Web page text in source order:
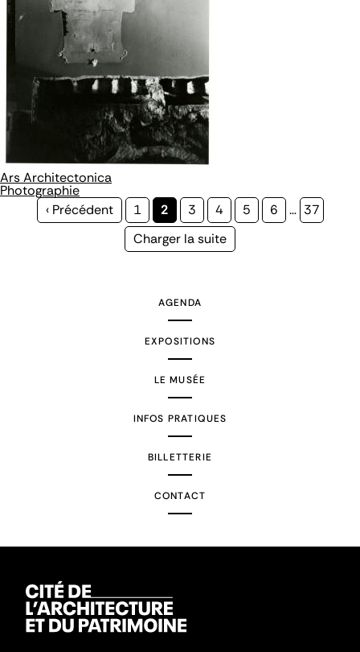
Ars Architectonica
Photographie
Page
‹ Précédent Page
1
Page
courante
2 Page
3 Page
4 Page
5 Page
6 … Page
37
Page
Charger la suite
AGENDA
EXPOSITIONS
LE MUSÉE
INFOS PRATIQUES
BILLETTERIE
CONTACT